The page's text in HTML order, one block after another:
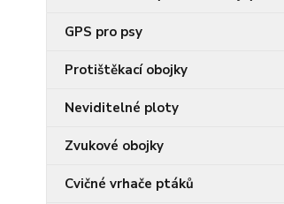
GPS pro psy
Protištěkací obojky
Neviditelné ploty
Zvukové obojky
Cvičné vrhače ptáků